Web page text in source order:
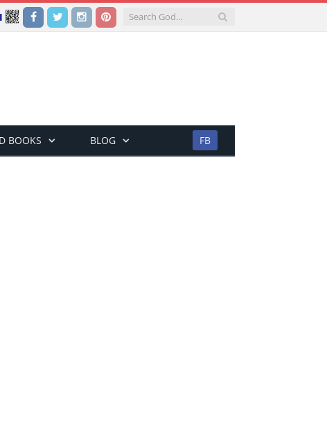
Facebook
TwitterInstagramPinterest
BOOKS BLOG FB